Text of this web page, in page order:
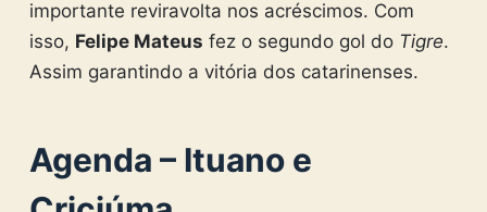
importante reviravolta nos acréscimos. Com
isso, Felipe Mateus fez o segundo gol do Tigre.
Assim garantindo a vitória dos catarinenses.
Agenda – Ituano e